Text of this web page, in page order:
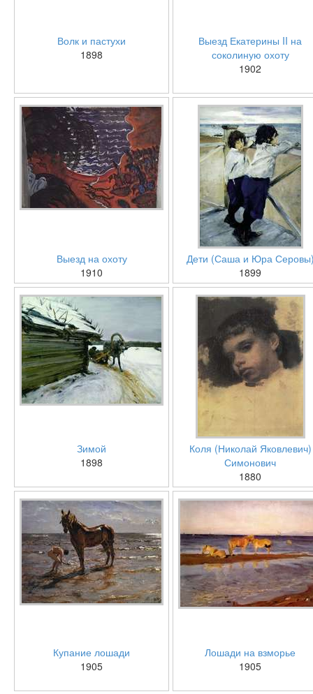
Волк и пастухи
1898
Выезд Екатерины II на
соколиную охоту
1902
Выезд на охоту
1910
Дети (Саша и Юра
1899
Зимой
1898
Коля (Николай Яковлевич)
Симонович
1880
Купание лошади
1905
Лошади на взморье
1905